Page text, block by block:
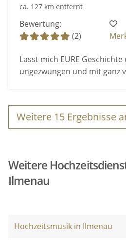
ca. 127 km entfernt
Bewertung:
(2)
Lasst mich EURE
ungezwungen und mit ganz
Weitere 15 Ergebnisse
Weitere
Ilmenau
Hochzeitsmusik in Ilmenau